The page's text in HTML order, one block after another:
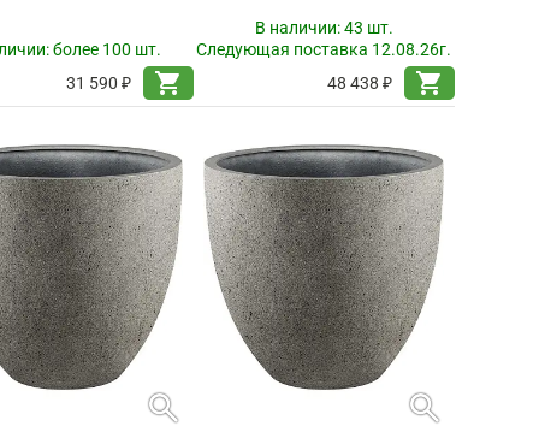
более 100 шт.
31 590 ₽
shopping_cart
В наличии:43 шт.
Следующая поставка 12.08.26г.
48 438 ₽
shopping_cart
search search